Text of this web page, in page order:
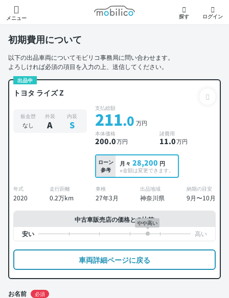
メニュー
モビリコ
探す ログイン
初期費用について
以下の出品車両についてモビリコ事務局に問い合わせます。
よろしければ必須の項目を入力の上、送信してください。
出品中
トヨタ ライズ Z
板金歴
なし
外装
A
内装
S
支払総額
211.0 万円
本体価格
200.0万円
諸費用
11.0万円
ローン
参考
月々 28,200 円
※金額は変更できます。
年式
2020
走行距離
0.2万km
車検
27年3月
出品地域
神奈川県
納期の目安
9月〜10月
中古車販売店の価格との比較
やや高い
車両詳細ページに戻る
お名前 必須